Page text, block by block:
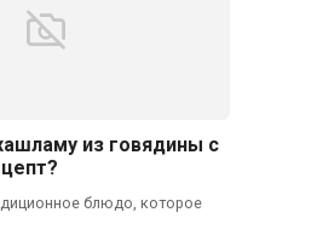
из говядины с
блюдо, которое